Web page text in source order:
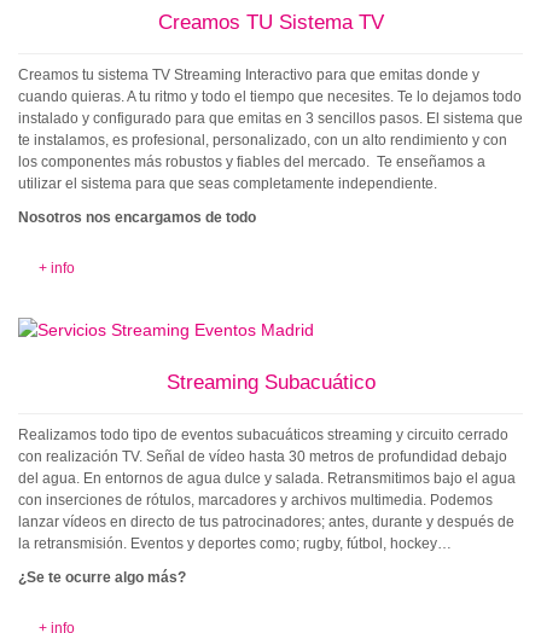
Creamos TU Sistema TV
Creamos tu sistema TV Streaming Interactivo para que emitas donde y
cuando quieras. A tu ritmo y todo el tiempo que necesites. Te lo dejamos todo
instalado y configurado para que emitas en 3 sencillos pasos. El sistema que
te instalamos, es profesional, personalizado, con un alto rendimiento y con
los componentes más robustos y fiables del mercado. Te enseñamos a
utilizar el sistema para que seas completamente independiente.
Nosotros nos encargamos de todo
+ info
Streaming Subacuático
Realizamos todo tipo de eventos subacuáticos streaming y circuito cerrado
con realización TV. Señal de vídeo hasta 30 metros de profundidad debajo
del agua. En entornos de agua dulce y salada. Retransmitimos bajo el agua
con inserciones de rótulos, marcadores y archivos multimedia. Podemos
lanzar vídeos en directo de tus patrocinadores; antes, durante y después de
la retransmisión. Eventos y deportes como; rugby, fútbol, hockey…
¿Se te ocurre algo más?
+ info